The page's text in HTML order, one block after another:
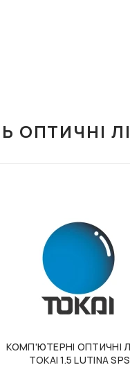
ОПТИЧНІ
КОМП'ЮТЕРНІ ОПТИЧНІ
TOKAI 1.5 LUTINA SPS